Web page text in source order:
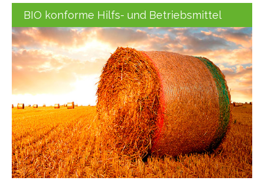
BIO konforme Hilfs- und Betriebsmittel